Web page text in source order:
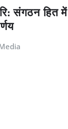
संगठन हित में